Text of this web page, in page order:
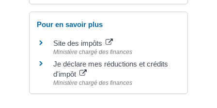
Pour en savoir plus
Site des impôts
Ministère chargé des finances
Je déclare mes réductions et crédits
d'impôt
Ministère chargé des finances